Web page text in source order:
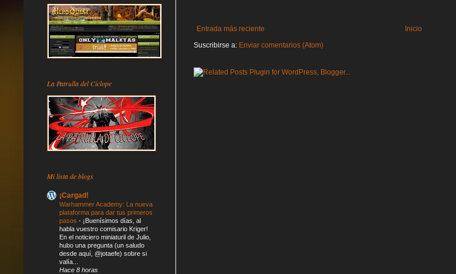
Entrada más reciente
Inicio
Suscribirse a: Enviar comentarios (Atom)
La Patrulla del Cíclope
Mi lista de blogs
¡Cargad!
Warhammer Academy: La nueva
plataforma para dar tus primeros
pasos - ¡Buenísimos días, al
habla vuestro comisario Kriger!
En el noticiero miniaturil de Julio,
hubo una pregunta (un saludo
desde aquí, @jotaefe) sobre si
valía...
Hace 8 horas